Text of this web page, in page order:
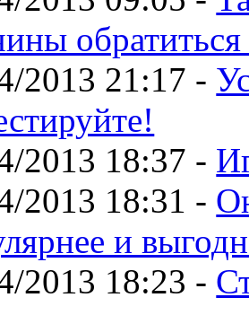
2013 21:17 -
2013 18:37 -
2013 18:31 -
и
2013 18:23 -